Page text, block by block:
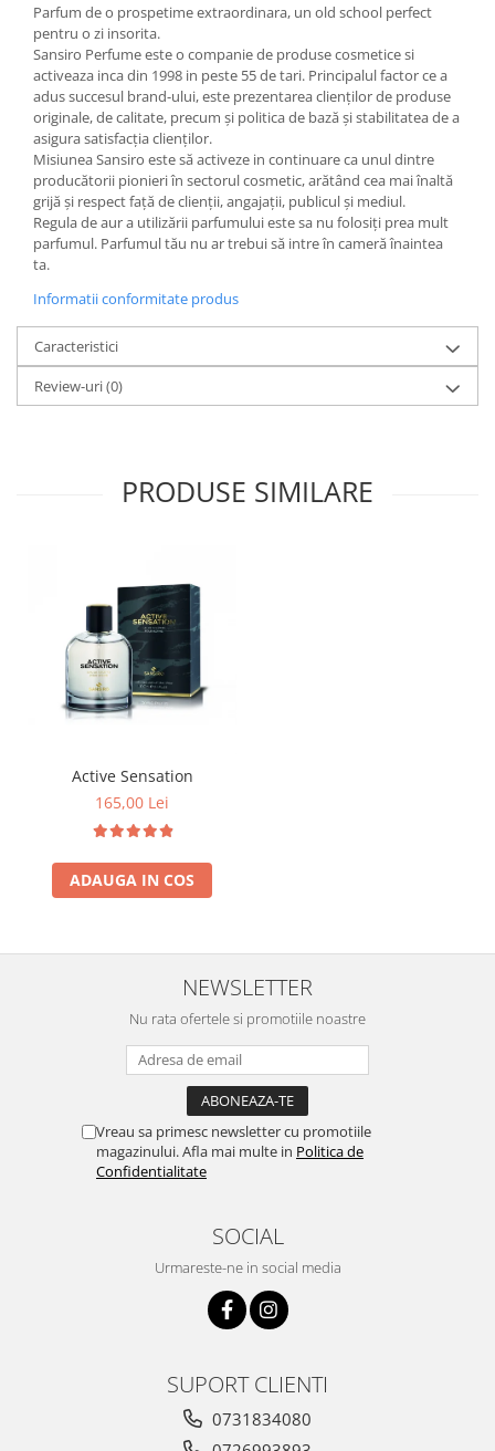
Parfum de o prospetime extraordinara, un old school perfect
pentru o zi insorita.
Sansiro Perfume este o companie de produse cosmetice si
activeaza inca din 1998 in peste 55 de tari. Principalul factor ce a
adus succesul brand-ului, este prezentarea clienților de produse
originale, de calitate, precum și politica de bază și stabilitatea de a
asigura satisfacția clienților.
Misiunea Sansiro este să activeze in continuare ca unul dintre
producătorii pionieri în sectorul cosmetic, arătând cea mai înaltă
grijă și respect față de clienții, angajații, publicul și mediul.
Regula de aur a utilizării parfumului este sa nu folosiți prea mult
parfumul. Parfumul tău nu ar trebui să intre în cameră înaintea
ta.
Informatii conformitate produs
Caracteristici
Review-uri(0)
PRODUSE SIMILARE
Active Sensation
165,00 Lei
ADAUGA IN COS
NEWSLETTER
Nu rata ofertele si promotiile noastre
Vreau sa primesc newsletter cu promotiile
magazinului. Afla mai multe in Politica de
Confidentialitate
SOCIAL
Urmareste-ne in social media
SUPORT CLIENTI
0731834080